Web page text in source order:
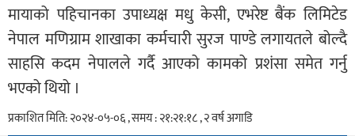
मायाको पहिचानका उपाध्यक्ष मधु केसी, एभरेष्ट बैंक लिमिटेड
नेपाल मणिग्राम शाखाका कर्मचारी सुरज पाण्डे लगायतले बोल्दै
साहसि कदम नेपालले गर्दै आएको कामको प्रशंसा समेत गर्नु
भएको थियो ।
प्रकाशित मिति: २०२४-०५-०६ , समय : २१:२१:१८ , २ वर्ष अगाडि